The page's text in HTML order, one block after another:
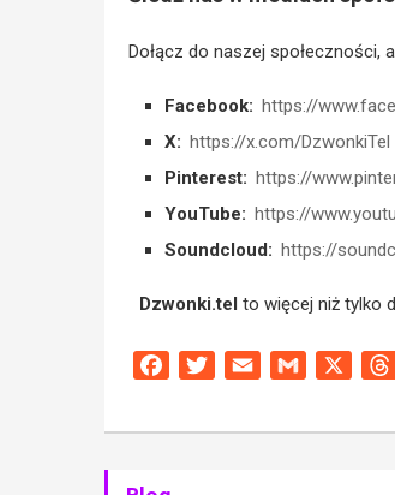
Dołącz do naszej społeczności,
Facebook: https://
X: https://x.com/DzwonkiTel
Pinterest: https://
YouTube: https://
Soundcloud: https://
Dzwonki.tel to więcej niż tylko
Facebook
Twitter Email Gmail